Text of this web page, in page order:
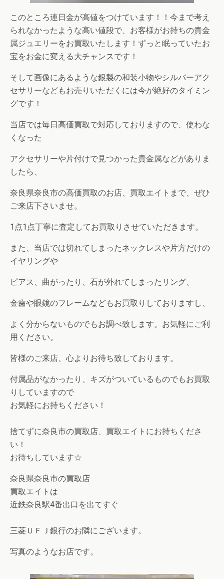
このところ連日金が高値をつけています！！今まで考え
られなかったような高い値段で、お客様がお持ちの貴金
属ジュエリーをお買取いたします！ずっと眠っていたお
宝をお金に変える大チャンスです！
そして画像にあるような銀製の和装小物やシルバーアク
セサリーなどもお売りいただくには今が絶好のタイミン
グです！
当店では毎日高価買取で対応しておりますので、使わな
くなった
アクセサリーや片付けで見つかった貴金属などがありま
したら、
奈良県奈良市の高価買取のお店、買取エイトまで、ぜひ
ご来店下さいませ。
1点1点丁寧に査定してお買取りさせていただきます。
また、当店では切れてしまったネックレスや片方だけの
イヤリングや
ピアス、曲がったり、石が外れてしまったリング、
金歯や眼鏡のフレームなどもお買取りしておりますし、
よく分からないものでもお調べ致します。お気軽にご利
用ください。
皆様のご来店、心よりお待ち致しております。
付属品がなかったり、キズがついているものでもお買取
りしていますので
お気軽にお持ちください！
捨てずに奈良市の買取店、買取エイトにお持ちくださ
い！
お待ちしています☆
奈良県奈良市の買取店
買取エイトは
近鉄奈良駅4番出口を出てすぐ
三菱ＵＦＪ銀行のお隣にございます。
写真のようなお店です。